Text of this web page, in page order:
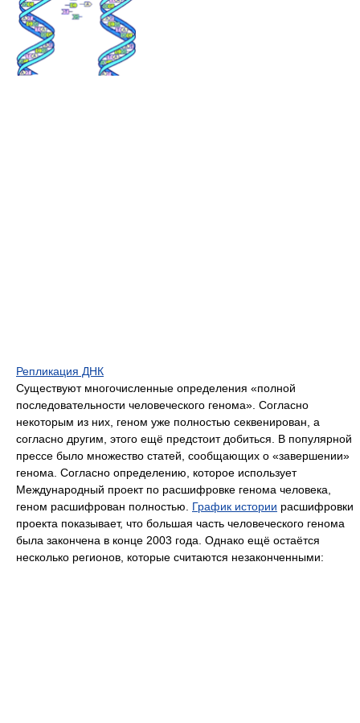
Репликация ДНК
Существуют многочисленные определения «полной
последовательности человеческого генома». Согласно
некоторым из них, геном уже полностью секвенирован, а
согласно другим, этого ещё предстоит добиться. В популярной
прессе было множество статей, сообщающих о «завершении»
генома. Согласно определению, которое использует
Международный проект по расшифровке генома человека,
геном расшифрован полностью. График истории расшифровки
проекта показывает, что большая часть человеческого генома
была закончена в конце 2003 года. Однако ещё остаётся
несколько регионов, которые считаются незаконченными: